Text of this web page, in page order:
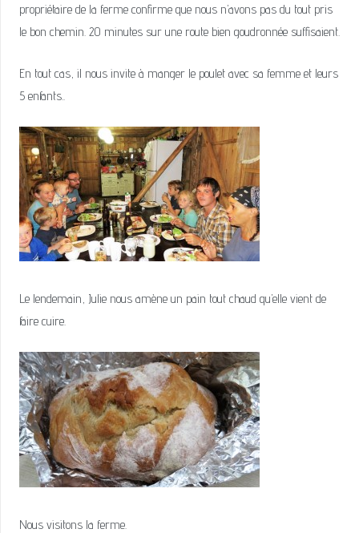
propriétaire de la ferme confirme que nous n’avons pas du tout pris
le bon chemin. 20 minutes sur une route bien goudronnée suffisaient.
En tout cas, il nous invite à manger le poulet avec sa femme et leurs
5 enfants..
Le lendemain, Julie nous amène un pain tout chaud qu’elle vient de
faire cuire.
Nous visitons la ferme.